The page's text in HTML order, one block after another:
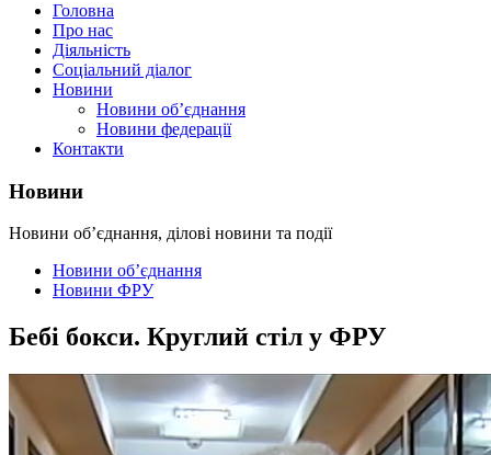
Головна
Про нас
Діяльність
Соціальний діалог
Новини
Новини об’єднання
Новини федерації
Контакти
Новини
Новини об’єднання, ділові новини та події
Новини об’єднання
Новини ФРУ
Бебі бокси. Круглий стіл у ФРУ